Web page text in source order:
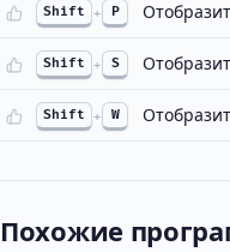
Shift + P
Shift + S
Shift + W
Похожие